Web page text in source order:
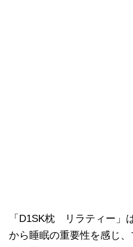
「D1SK枕 リラティー」
から睡眠の重要性を感じ、